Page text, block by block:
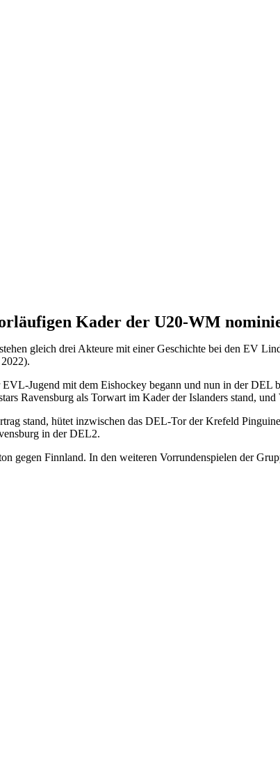
Kader der U20-WM
gleich drei Akteure mit einer Geschichte bei den EV
Jugend mit dem Eishockey begann und nun in der
Ravensburg als Torwart im Kader der Islanders stand,
stand, hütet inzwischen das DEL-Tor der Krefeld
in der DEL2.
gegen Finnland. In den weiteren Vorrundenspielen der